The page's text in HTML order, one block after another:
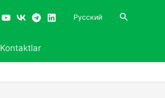
Русский Search
Kontaktlar